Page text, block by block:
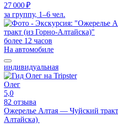
27 000 ₽
за группу, 1–6 чел.
более 12 часов
На автомобиле
индивидуальная
Олег
5,0
82 отзыва
Ожерелье Алтая — Чуйский
Алтайска)